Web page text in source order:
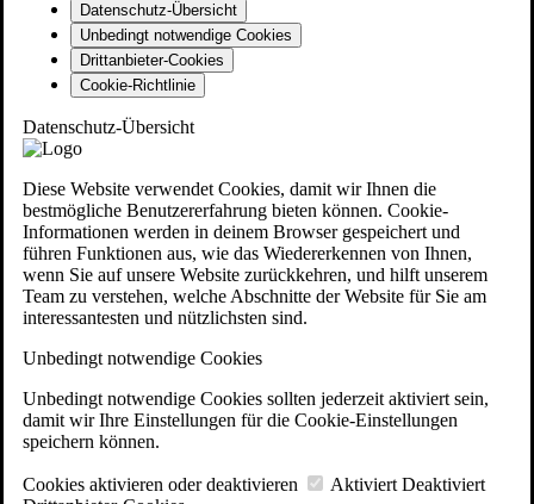
Datenschutz-Übersicht
Unbedingt notwendige Cookies
Drittanbieter-Cookies
Cookie-Richtlinie
Datenschutz-Übersicht
Diese Website verwendet Cookies, damit wir Ihnen die
bestmögliche Benutzererfahrung bieten können. Cookie-
Informationen werden in deinem Browser gespeichert und
führen Funktionen aus, wie das Wiedererkennen von Ihnen,
wenn Sie auf unsere Website zurückkehren, und hilft unserem
Team zu verstehen, welche Abschnitte der Website für Sie am
interessantesten und nützlichsten sind.
Unbedingt notwendige Cookies
Unbedingt notwendige Cookies sollten jederzeit aktiviert sein,
damit wir Ihre Einstellungen für die Cookie-Einstellungen
speichern können.
Cookies aktivieren oder deaktivieren Aktiviert Deaktiviert